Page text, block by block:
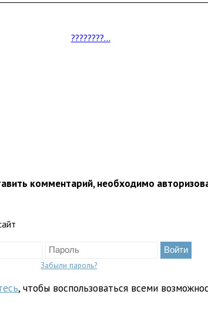
????????...
комментарий, необходимо
Забыли пароль?
, чтобы воспользоваться всеми